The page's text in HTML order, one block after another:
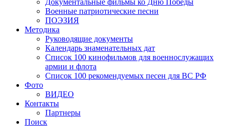
Документальные фильмы ко Дню Победы
Военные патриотические песни
ПОЭЗИЯ
Методика
Руководящие документы
Календарь знаменательных дат
Список 100 кинофильмов для военнослужащих
армии и флота
Список 100 рекомендуемых песен для ВС РФ
Фото
ВИДЕО
Контакты
Партнеры
Поиск